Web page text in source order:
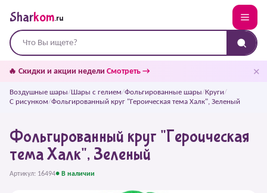
Sharkom.ru
🔥 Скидки и акции недели Смотреть → ✕
Воздушные шары/Шары с гелием/Фольгированные шары/Круги/
С рисунком/Фольгированный круг "Героическая тема Халк", Зеленый
Фольгированный круг "Героическая
тема Халк", Зеленый
Артикул: 16494● В наличии